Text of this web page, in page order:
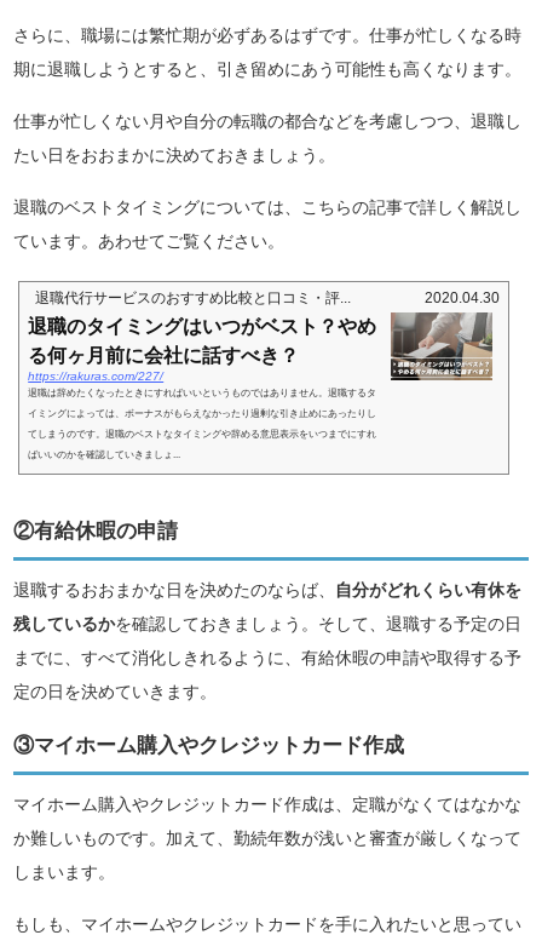
さらに、職場には繁忙期が必ずあるはずです。仕事が忙しくなる時
期に退職しようとすると、引き留めにあう可能性も高くなります。
仕事が忙しくない月や自分の転職の都合などを考慮しつつ、退職し
たい日をおおまかに決めておきましょう。
退職のベストタイミングについては、こちらの記事で詳しく解説し
ています。あわせてご覧ください。
退職代行サービスのおすすめ比較と口コミ・評... 2020.04.30
退職のタイミングはいつがベスト？やめ
る何ヶ月前に会社に話すべき？
https://rakuras.com/227/
退職は辞めたくなったときにすればいいというものではありません。退職するタ
イミングによっては、ボーナスがもらえなかったり過剰な引き止めにあったりし
てしまうのです。退職のベストなタイミングや辞める意思表示をいつまでにすれ
ばいいのかを確認していきましょ...
②有給休暇の申請
退職するおおまかな日を決めたのならば、
自分がどれくらい有休を
残しているかを確認しておきましょう。そして、退職する予定の日
までに、すべて消化しきれるように、有給休暇の申請や取得する予
定の日を決めていきます。
③マイホーム購入やクレジットカード作成
マイホーム購入やクレジットカード作成は、定職がなくてはなかな
か難しいものです。加えて、勤続年数が浅いと審査が厳しくなって
しまいます。
もしも、マイホームやクレジットカードを手に入れたいと思ってい